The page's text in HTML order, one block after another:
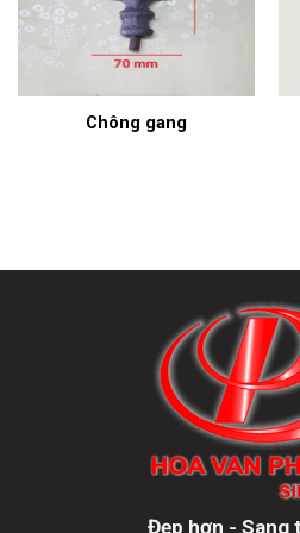
Chông gang
Đẹp hơn - Sang